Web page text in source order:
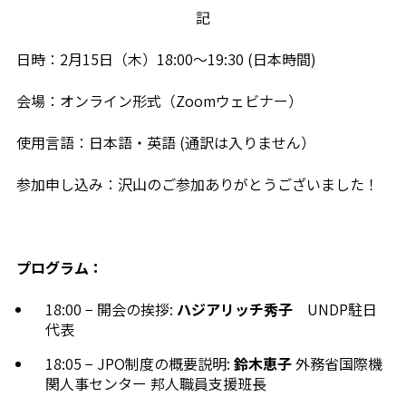
記
日時：2月15日（木）18:00〜19:30 (日本時間)
会場：オンライン形式（Zoomウェビナー）
使用言語：日本語・英語 (通訳は入りません）
参加申し込み：沢山のご参加ありがとうございました！
プログラム：
18:00 − 開会の挨拶: ハジアリッチ秀子 UNDP駐日
代表
18:05 − JPO制度の概要説明: 鈴木恵子外務省国際機
関人事センター 邦人職員支援班長